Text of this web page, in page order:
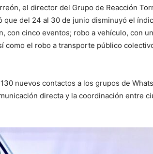
el director del Grupo de Reacción
que del 24 al 30 de junio disminuyó el
con cinco eventos; robo a vehículo, con
como el robo a transporte público
nuevos contactos a los grupos de
directa y la coordinación entre